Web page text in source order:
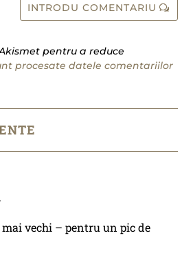
INTRODU COMENTARIU
pentru a reduce
procesate datele comentariilor
vechi – pentru un pic de